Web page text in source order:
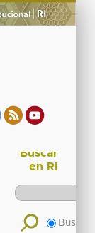
Buscar
en RI
Buscar